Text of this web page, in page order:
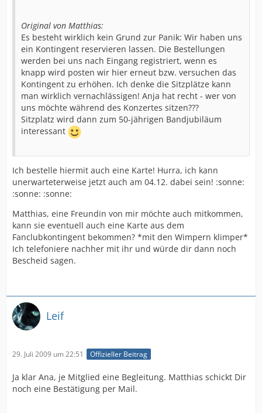
Original von Matthias:
Es besteht wirklich kein Grund zur Panik: Wir haben uns
ein Kontingent reservieren lassen. Die Bestellungen
werden bei uns nach Eingang registriert, wenn es
knapp wird posten wir hier erneut bzw. versuchen das
Kontingent zu erhöhen. Ich denke die Sitzplätze kann
man wirklich vernachlässigen! Anja hat recht - wer von
uns möchte während des Konzertes sitzen???
Sitzplatz wird dann zum 50-jährigen Bandjubiläum
interessant
Ich bestelle hiermit auch eine Karte! Hurra, ich kann
unerwarteterweise jetzt auch am 04.12. dabei sein! :sonne:
:sonne: :sonne:
Matthias, eine Freundin von mir möchte auch mitkommen,
kann sie eventuell auch eine Karte aus dem
Fanclubkontingent bekommen? *mit den Wimpern klimper*
Ich telefoniere nachher mit ihr und würde dir dann noch
Bescheid sagen.
Leif
29. Juli 2009 um 22:51 Offizieller Beitrag
Ja klar Ana, je Mitglied eine Begleitung. Matthias schickt Dir
noch eine Bestätigung per Mail.